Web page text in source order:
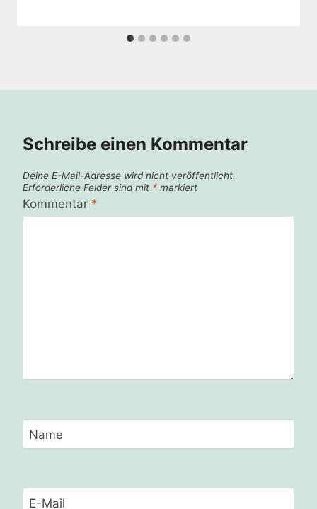
Schreibe einen Kommentar
Deine E-Mail-Adresse wird nicht veröffentlicht.
Erforderliche Felder sind mit * markiert
Kommentar *
Name
E-Mail